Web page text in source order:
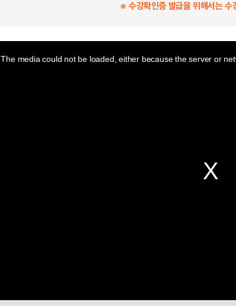
※ 수강확인증 발급을 위해서는 수
The media could not be loaded, either because the server or